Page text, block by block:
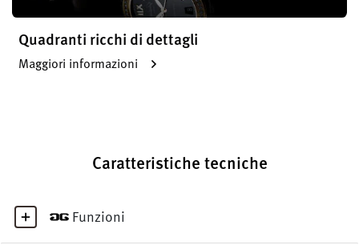
Quadranti ricchi di dettagli
Maggiori informazioni
Caratteristiche tecniche
Funzioni